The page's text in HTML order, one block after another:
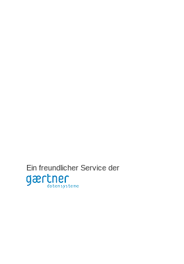
Ein freundlicher Service der